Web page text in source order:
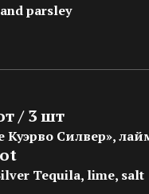
parsley
/ 3 шт
Куэрво Силвер»,
Tequila, lime, salt